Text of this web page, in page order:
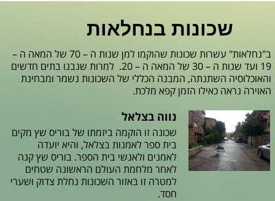
שכונות בנחלאות
ב"נחלאות" עשרות שכונות שהוקמו למן שנות ה – 70 של המאה ה –
19 ועד שנות ה – 30 של המאה ה – 20. למרות שנבנו בתים חדשים
והאוכלוסיה השתנתה, המבנה הכללי של השכונות נשמר ומבחינת
האוירה נראה כאילו הזמן קפא מלכת.
נווה בצלאל
שכונה זו הוקמה ביזמתו של בוריס שץ מקים
בית ספר לאמנות בצלאל, והיא יועדה
לאמנים ולאנשי בית הספר. בוריס שץ קנה
לאחר מלחמת העולם הראשונה שטחים
למטרה זו באזור השכונות נחלת צדוק ושערי
חסד.